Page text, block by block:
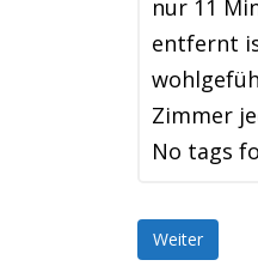
nur 11
entfernt
Zimmer
No tags
Weiter